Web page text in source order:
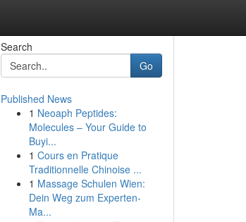
Search
Go
Published News
1 Neoaph Peptides:
Molecules – Your Guide to
Buyi...
1 Cours en Pratique
Traditionnelle Chinoise ...
1 Massage Schulen Wien:
Dein Weg zum Experten-
Ma...